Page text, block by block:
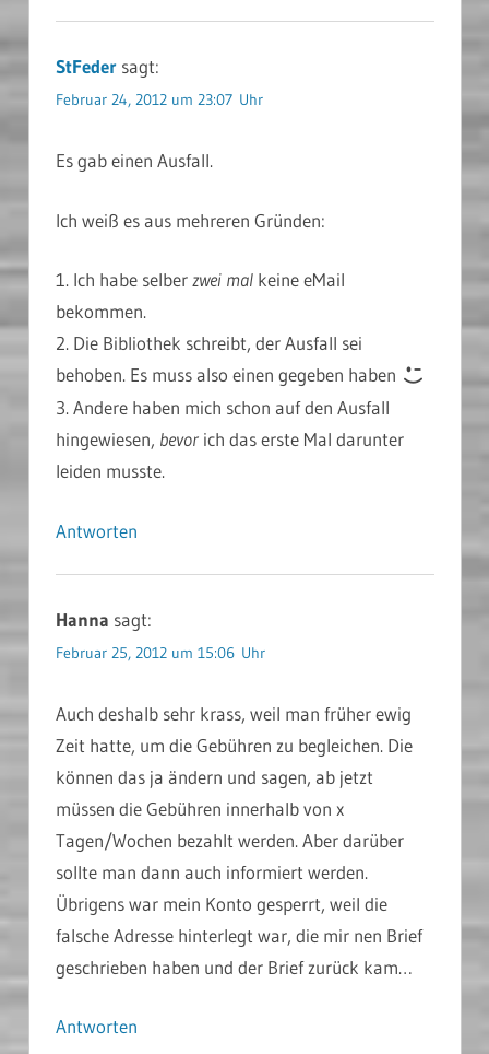
StFeder sagt:
Februar 24, 2012 um 23:07 Uhr
Es gab einen Ausfall.
Ich weiß es aus mehreren Gründen:
1. Ich habe selberzwei malkeine eMail
bekommen.
2. Die Bibliothek schreibt, der Ausfall sei
behoben. Es muss also einen gegeben haben
3. Andere haben mich schon auf den Ausfall
hingewiesen, bevorich das erste Mal darunter
leiden musste.
Antworten
Hanna sagt:
Februar 25, 2012 um 15:06 Uhr
Auch deshalb sehr krass, weil man früher ewig
Zeit hatte, um die Gebühren zu begleichen. Die
können das ja ändern und sagen, ab jetzt
müssen die Gebühren innerhalb von x
Tagen/Wochen bezahlt werden. Aber darüber
sollte man dann auch informiert werden.
Übrigens war mein Konto gesperrt, weil die
falsche Adresse hinterlegt war, die mir nen Brief
geschrieben haben und der Brief zurück kam…
Antworten